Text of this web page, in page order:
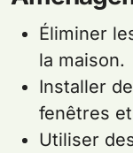
Éliminer
la maison.
Installer
fenêtres
Utiliser